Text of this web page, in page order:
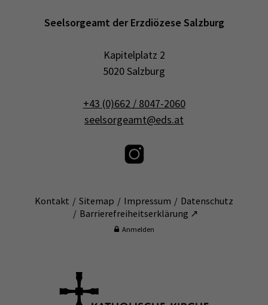
Seelsorgeamt der Erzdiözese Salzburg
Kapitelplatz 2
5020 Salzburg
+43 (0)662 / 8047-2060
seelsorgeamt@eds.at
Kontakt Sitemap Impressum
Datenschutz
Barrierefreiheitserklärung ↗
Anmelden